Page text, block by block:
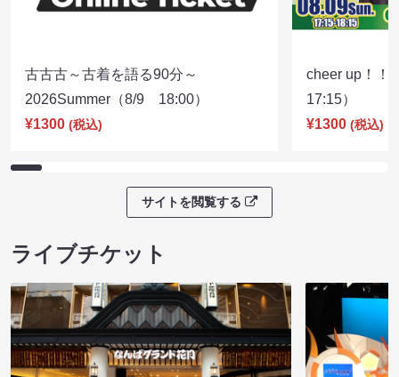
古古古～古着を語る90分～
2026Summer（8/9 18:00）
¥1300 (税込)
cheer up！
17:15）
¥1300 (税込)
サイトを閲覧する
ライブチケット